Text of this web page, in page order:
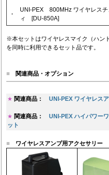
・
UNI-PEX 800MHz ワイヤレスチ
ィ [DU-850A]
※本セットはワイヤレスマイク（ハン
を同時に利用できるセット品です。
■ 関連商品・オプション
★ 関連商品： UNI-PEX ワイヤレス
★ 関連商品： UNI-PEX ハイパワー
ット
■ ワイヤレスアンプ用アクセサリー